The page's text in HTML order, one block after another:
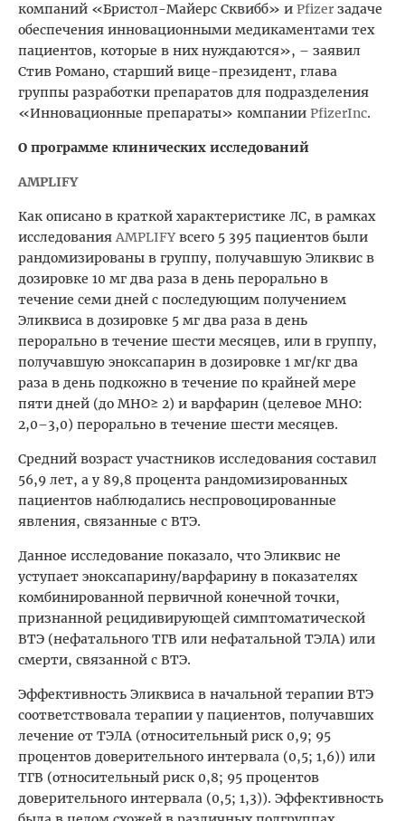
компаний «Бристол-Майерс Сквибб» и Pfizer задаче
обеспечения инновационными медикаментами тех
пациентов, которые в них нуждаются», – заявил
Стив Романо, старший вице-президент, глава
группы разработки препаратов для подразделения
«Инновационные препараты» компании PfizerInc.
О программе клинических исследований
AMPLIFY
Как описано в краткой характеристике ЛС, в рамках
исследованияAMPLIFYвсего 5 395 пациентов были
рандомизированы в группу, получавшую Эликвис в
дозировке 10 мг два раза в день перорально в
течение семи дней с последующим получением
Эликвиса в дозировке 5 мг два раза в день
перорально в течение шести месяцев, или в группу,
получавшую эноксапарин в дозировке 1 мг/кг два
раза в день подкожно в течение по крайней мере
пяти дней (до МНО≥ 2) и варфарин (целевое МНО:
2,0–3,0) перорально в течение шести месяцев.
Средний возраст участников исследования составил
56,9 лет, а у 89,8 процента рандомизированных
пациентов наблюдались неспровоцированные
явления, связанные с ВТЭ.
Данное исследование показало, что Эликвис не
уступает эноксапарину/варфарину в показателях
комбинированной первичной конечной точки,
признанной рецидивирующей симптоматической
ВТЭ (нефатального ТГВ или нефатальной ТЭЛА) или
смерти, связанной с ВТЭ.
Эффективность Эликвиса в начальной терапии ВТЭ
соответствовала терапии у пациентов, получавших
лечение от ТЭЛА (относительный риск 0,9; 95
процентов доверительного интервала (0,5; 1,6)) или
ТГВ (относительный риск 0,8; 95 процентов
доверительного интервала (0,5; 1,3)). Эффективность